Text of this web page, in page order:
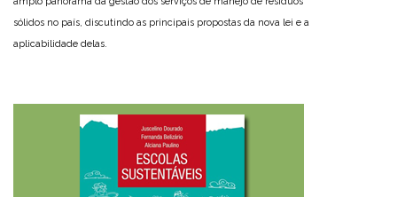
sólidos no país, discutindo as principais propostas da nova lei e a
aplicabilidade delas.